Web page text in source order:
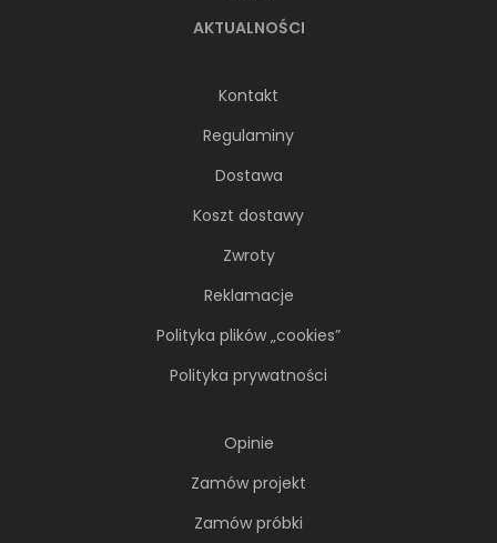
AKTUALNOŚCI
Kontakt
Regulaminy
Dostawa
Koszt dostawy
Zwroty
Reklamacje
Polityka plików „cookies”
Polityka prywatności
Opinie
Zamów projekt
Zamów próbki